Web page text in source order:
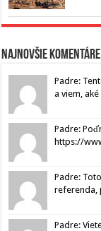
Najnovšie komentáre
Padre:
a viem,
Padre:
https://
Padre:
referenda,
Padre: